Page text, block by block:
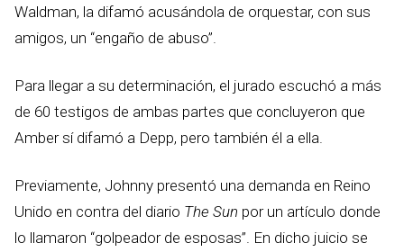
Waldman, la difamó acusándola de orquestar, con sus
amigos, un “engaño de abuso”.
Para llegar a su determinación, el jurado escuchó a más
de 60 testigos de ambas partes que concluyeron que
Amber sí difamó a Depp, pero también él a ella.
Previamente, Johnny presentó una demanda en Reino
Unido en contra del diario The Sun por un artículo donde
lo llamaron “golpeador de esposas”. En dicho juicio se